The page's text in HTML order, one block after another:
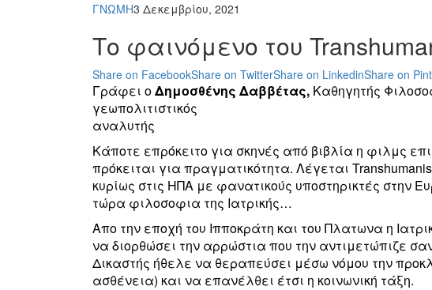
ΓΝΩΜΗ3 Δεκεμβρίου, 2021
Το φαινόμενο του
Share on FacebookShare on TwitterShare on LinkedinShare on
Γράφει οΔημοσθένης Δαββέτας, Καθηγητής
γεωπολιτιστικός
αναλυτής
Κάποτε επρόκειτο για σκηνές από βιβλία η φιλμς
πρόκειται για πραγματικότητα. Λέγεται
κυρίως στις ΗΠΑ με φανατικούς υποστηρικτές στην
τώρα φιλοσοφια της Ιατρικής…
Απο την εποχή του Ιπποκράτη και του Πλατωνα η
να διορθώσει την αρρώστια που την αντιμετώπιζε
Δικαστής ήθελε να θεραπεύσει μέσω νόμου την
ασθένεια) και να επανέλθει έτσι η κοινωνική τάξη.